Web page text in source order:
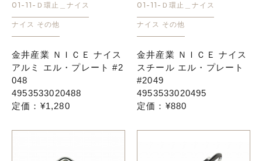
お知らせ
採用情報
01-11-Ｄ環止＿ナイス
ナイス その他
金井産業 ＮＩＣＥ ナイス
アルミ エル・プレート #2
048
4953533020488
定価：¥1,280
01-11-Ｄ環止＿ナイス
ナイス その他
金井産業 ＮＩＣＥ ナイス
スチール エル・プレート
#2049
4953533020495
定価：¥880